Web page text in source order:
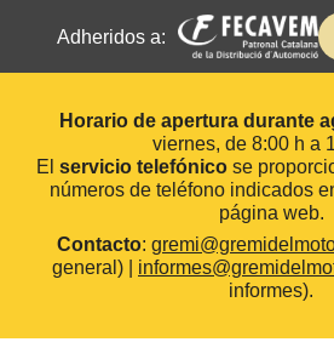
Adheridos a:
Horario de apertura durante
viernes, de 8:00 h a
El servicio telefónicose
números de teléfono indicados
página web.
Contacto:
general) |
informes).